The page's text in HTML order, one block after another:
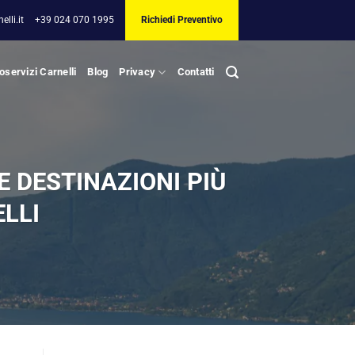
+39 024 070 1995 Richiedi Preventivo
Carnelli Blog Privacy Contatti
DESTINAZIONI PIÙ